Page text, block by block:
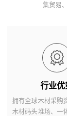
集贸易
行业优
拥有全球木材采购
木材码头堆场、一